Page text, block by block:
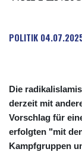
POLITIK
Die
derzeit mit
Vorschlag für
erfolgten "mit
Kampfgruppen